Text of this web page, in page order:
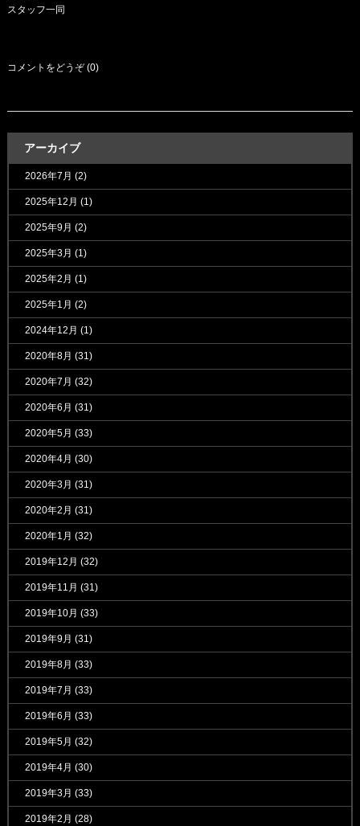
スタッフ一同
コメントをどうぞ (0)
アーカイブ
2026年7月 (2)
2025年12月 (1)
2025年9月 (2)
2025年3月 (1)
2025年2月 (1)
2025年1月 (2)
2024年12月 (1)
2020年8月 (31)
2020年7月 (32)
2020年6月 (31)
2020年5月 (33)
2020年4月 (30)
2020年3月 (31)
2020年2月 (31)
2020年1月 (32)
2019年12月 (32)
2019年11月 (31)
2019年10月 (33)
2019年9月 (31)
2019年8月 (33)
2019年7月 (33)
2019年6月 (33)
2019年5月 (32)
2019年4月 (30)
2019年3月 (33)
2019年2月 (28)